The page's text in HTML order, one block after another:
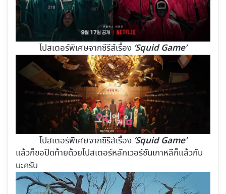
โปสเตอร์พิเศษจากซีรีส์เรื่อง ‘Squid Game’
โปสเตอร์พิเศษจากซีรีส์เรื่อง ‘Squid Game’
แล้วก็ขอปิดท้ายด้วยโปสเตอร์หลักเวอร์ชันเกาหลีก็แล้วกัน
นะครับ